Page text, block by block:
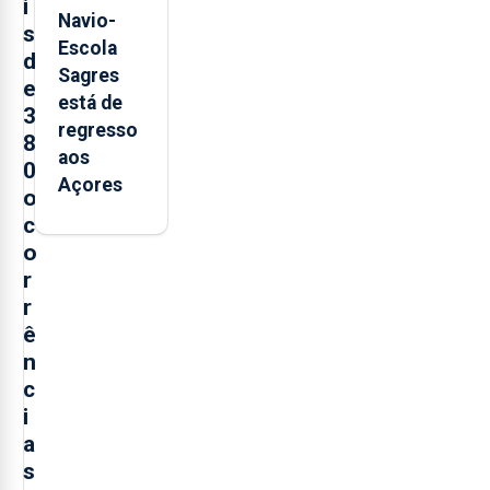
i
s
d
e
3
8
0
o
c
o
r
r
ê
n
c
i
a
s
Navio-
Escola
Sagres
está de
regresso
aos
Açores